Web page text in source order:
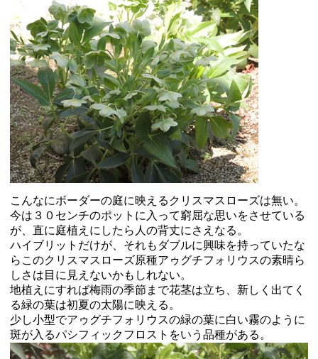
こんなにボーダーの庭に映えるクリスマスローズは無い。
今は３０センチのポットに入って窮屈な思いをさせている
が、直に庭植えにしたら人の背丈にさえなる。
ハイブリットだけが、それもダブルに興味を持っていたな
らこのクリスマスローズ原種アゥグチフォリウスの素晴ら
しさは目に見えないかもしれない。
地植えにすれば梅雨の季節まで花茎は立ち、新しく出てく
る緑の葉は初夏の太陽に映える。
少し小型でアゥグチフォリウスの緑の葉に白い霧のように
斑が入るパシフィックフロストをいう品種がある。